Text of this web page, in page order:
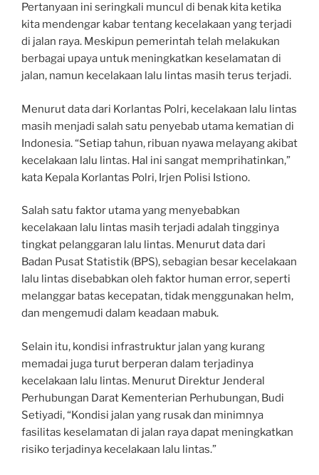
Pertanyaan ini seringkali muncul di benak kita ketika
kita mendengar kabar tentang kecelakaan yang terjadi
di jalan raya. Meskipun pemerintah telah melakukan
berbagai upaya untuk meningkatkan keselamatan di
jalan, namun kecelakaan lalu lintas masih terus terjadi.
Menurut data dari Korlantas Polri, kecelakaan lalu lintas
masih menjadi salah satu penyebab utama kematian di
Indonesia. “Setiap tahun, ribuan nyawa melayang akibat
kecelakaan lalu lintas. Hal ini sangat memprihatinkan,”
kata Kepala Korlantas Polri, Irjen Polisi Istiono.
Salah satu faktor utama yang menyebabkan
kecelakaan lalu lintas masih terjadi adalah tingginya
tingkat pelanggaran lalu lintas. Menurut data dari
Badan Pusat Statistik (BPS), sebagian besar kecelakaan
lalu lintas disebabkan oleh faktor human error, seperti
melanggar batas kecepatan, tidak menggunakan helm,
dan mengemudi dalam keadaan mabuk.
Selain itu, kondisi infrastruktur jalan yang kurang
memadai juga turut berperan dalam terjadinya
kecelakaan lalu lintas. Menurut Direktur Jenderal
Perhubungan Darat Kementerian Perhubungan, Budi
Setiyadi, “Kondisi jalan yang rusak dan minimnya
fasilitas keselamatan di jalan raya dapat meningkatkan
risiko terjadinya kecelakaan lalu lintas.”